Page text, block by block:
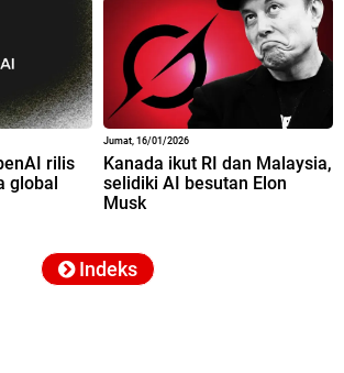
rilis
global
Jumat, 16/01/2026
Kanada ikut RI dan Malaysia,
selidiki AI besutan Elon
Musk
Indeks